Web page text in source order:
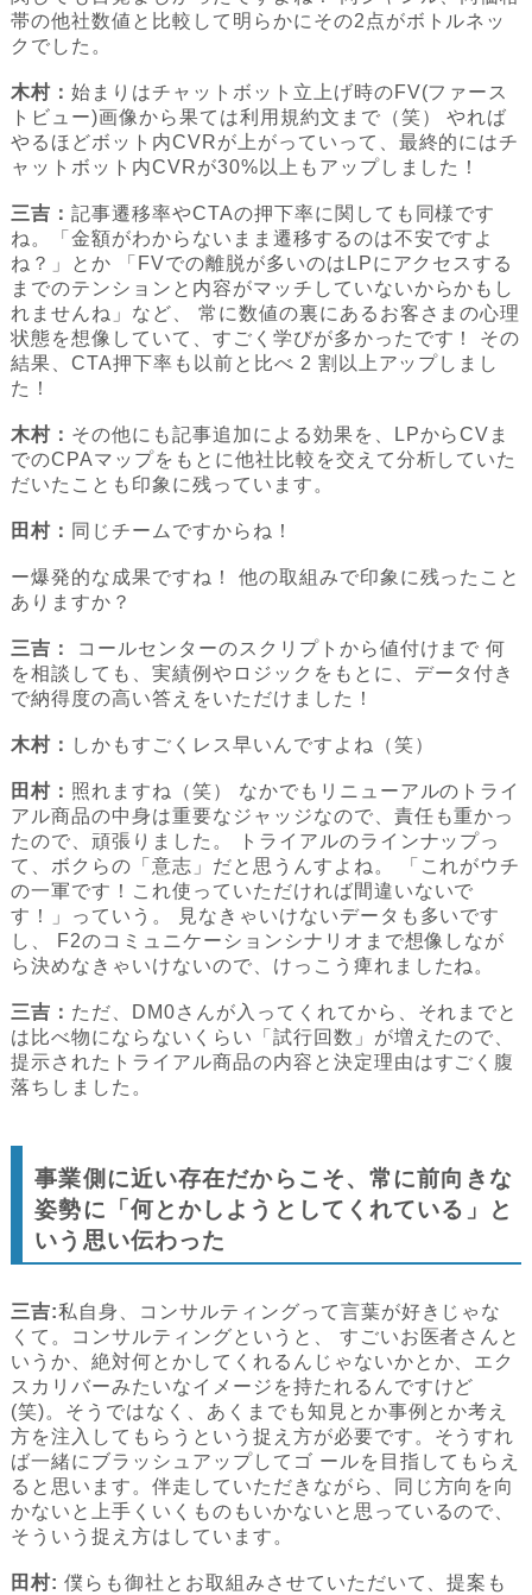
帯の他社数値と比較して明らかにその2点がボトルネッ
クでした。
木村：始まりはチャットボット立上げ時のFV(ファース
トビュー)画像から果ては利用規約文まで（笑） やれば
やるほどボット内CVRが上がっていって、最終的にはチ
ャットボット内CVRが30%以上もアップしました！
三吉：記事遷移率やCTAの押下率に関しても同様です
ね。「金額がわからないまま遷移するのは不安ですよ
ね？」とか 「FVでの離脱が多いのはLPにアクセスする
までのテンションと内容がマッチしていないからかもし
れませんね」など、 常に数値の裏にあるお客さまの心理
状態を想像していて、すごく学びが多かったです！ その
結果、CTA押下率も以前と比べ 2 割以上アップしまし
た！
木村： その他にも記事追加による効果を、LPからCVま
でのCPAマップをもとに他社比較を交えて分析していた
だいたことも印象に残っています。
田村： 同じチームですからね！
ー爆発的な成果ですね！ 他の取組みで印象に残ったこと
ありますか？
三吉：
コールセンターのスクリプトから値付けまで 何
を相談しても、実績例やロジックをもとに、データ付き
で納得度の高い答えをいただけました！
木村： しかもすごくレス早いんですよね（笑）
田村： 照れますね（笑） なかでもリニューアルのトライ
アル商品の中身は重要なジャッジなので、責任も重かっ
たので、頑張りました。 トライアルのラインナップっ
て、ボクらの「意志」だと思うんすよね。 「これがウチ
の一軍です！これ使っていただければ間違いないで
す！」っていう。 見なきゃいけないデータも多いです
し、 F2のコミュニケーションシナリオまで想像しなが
ら決めなきゃいけないので、けっこう痺れましたね。
三吉： ただ、DM0さんが入ってくれてから、それまでと
は比べ物にならないくらい「試行回数」が増えたので、
提示されたトライアル商品の内容と決定理由はすごく腹
落ちしました。
事業側に近い存在だからこそ、常に前向きな
姿勢に「何とかしようとしてくれている」と
いう思い伝わった
三吉:私自身、コンサルティングって言葉が好きじゃな
くて。コンサルティングというと、 すごいお医者さんと
いうか、絶対何とかしてくれるんじゃないかとか、エク
スカリバーみたいなイメージを持たれるんですけど
(笑)。そうではなく、あくまでも知見とか事例とか考え
方を注入してもらうという捉え方が必要です。そうすれ
ば一緒にブラッシュアップしてゴ ールを目指してもらえ
ると思います。伴走していただきながら、同じ方向を向
かないと上手くいくものもいかないと思っているので、
そういう捉え方はしています。
田村: 僕らも御社とお取組みさせていただいて、提案も